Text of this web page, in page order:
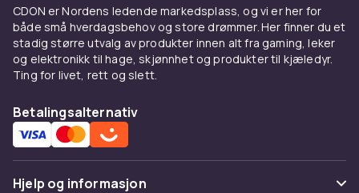
CDON er Nordens ledende markedsplass, og vi er her for
både små hverdagsbehov og store drømmer. Her finner du et
stadig større utvalg av produkter innen alt fra gaming, leker
og elektronikk til hage, skjønnhet og produkter til kjæledyr.
Ting for livet, rett og slett.
Betalingsalternativ
Hjelp og informasjon